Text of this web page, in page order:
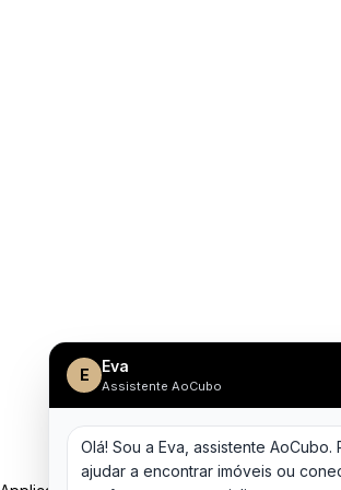
E Eva
Assistente AoCubo
Olá! Sou a Eva, assistente AoCubo.
ajudar a encontrar imóveis ou